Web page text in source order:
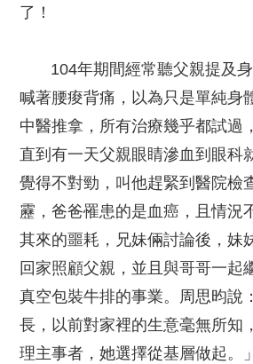
了！
104年期間經常聽父親提及身
喊著腰痠背痛，以為只是單純身
中醫推拿，所有治療幾乎都試過
直到有一天父親眼睛滲血到眼科
覺得不對勁，叫他趕緊到醫院檢
靂，爸爸罹患的是血癌，且情況
其來的噩耗，兄妹倆討論後，妹
回家照顧父親，並且與哥哥一起
真空包裝牛排的事業。周思昀說
長，以前對家裡的生意毫無所知
理主事者，她選擇從基層做起。